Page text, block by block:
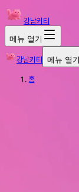
강남키티
메뉴 열기
강남키티 메뉴 열기
홈